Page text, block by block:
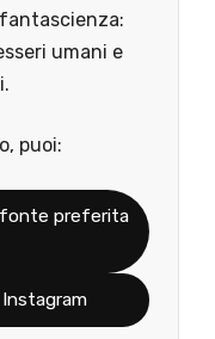
umani e
puoi:
fonte preferita
Instagram